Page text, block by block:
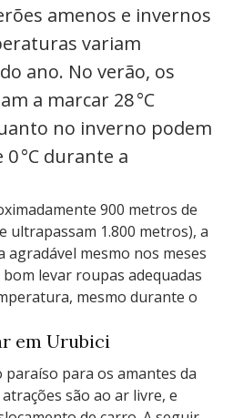
amenos e invernos
variam
ano. No verão, os
a marcar 28 °C
no inverno podem
°C durante a
900 metros de
ultrapassam 1.800 metros), a
agradável mesmo nos meses
levar roupas adequadas
mesmo durante o
em Urubici
para os amantes da
são ao ar livre, e